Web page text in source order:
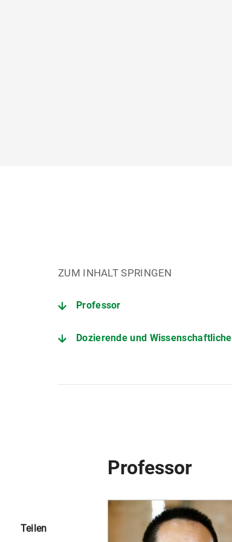
ZUM INHALT SPRINGEN
Professor
Dozierende und
Professor
Teilen